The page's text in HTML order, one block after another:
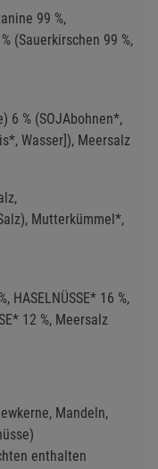
99 %,
(Sauerkirschen 99 %,
6 % (SOJAbohnen*,
Wasser]), Meersalz
Mutterkümmel*,
HASELNÜSSE* 16 %,
12 %, Meersalz
Mandeln,
enthalten